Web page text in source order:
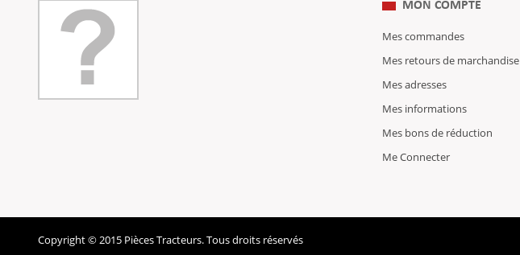
MON COMPTE
Mes commandes
Mes retours de marchandise
Mes adresses
Mes informations
Mes bons de réduction
Me Connecter
Copyright © 2015 Pièces Tracteurs. Tous droits réservés